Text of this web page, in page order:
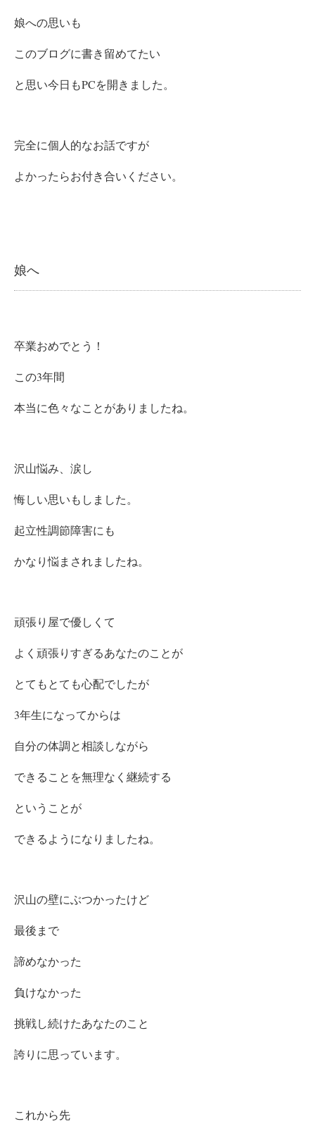
娘への思いも
このブログに書き留めてたい
と思い今日もPCを開きました。
完全に個人的なお話ですが
よかったらお付き合いください。
娘へ
卒業おめでとう！
この3年間
本当に色々なことがありましたね。
沢山悩み、涙し
悔しい思いもしました。
起立性調節障害にも
かなり悩まされましたね。
頑張り屋で優しくて
よく頑張りすぎるあなたのことが
とてもとても心配でしたが
3年生になってからは
自分の体調と相談しながら
できることを無理なく継続する
ということが
できるようになりましたね。
沢山の壁にぶつかったけど
最後まで
諦めなかった
負けなかった
挑戦し続けたあなたのこと
誇りに思っています。
これから先